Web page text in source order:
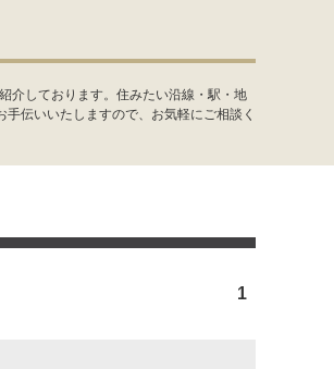
介しております。住みたい沿線・駅・地
伝いいたしますので、お気軽にご相談く
1